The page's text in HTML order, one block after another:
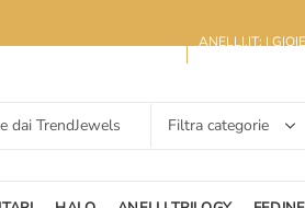
ANELLI.IT: I